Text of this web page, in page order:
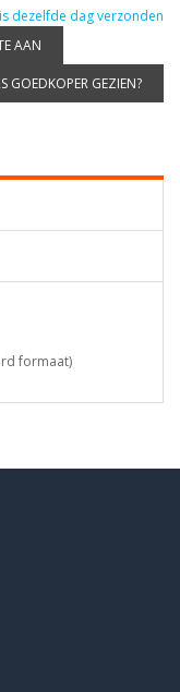
dezelfde dag verzonden
AAN
GOEDKOPER GEZIEN?
formaat)